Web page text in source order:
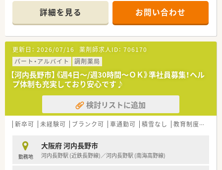
てご就業が可能です。
■認定実務実習指導薬剤師資格の取得支援もあります！（取得費
用は会社負担です。）
詳細を見る お問い合わせ
更新日： 2026/07/16 薬剤師求人ID： 706170
パート・アルバイト
調剤薬局
【河内長野市】《週4日～/週30時間～ＯＫ》準社員募集！ヘル
プ体制も充実しており安心です♪
検討リストに追加
新卒可 未経験可 ブランク可 車通勤可 積雪なし 教育制度あり
勤務地
大阪府 河内長野市
河内長野駅 (近鉄長野線)／河内長野駅 (南海高野線)